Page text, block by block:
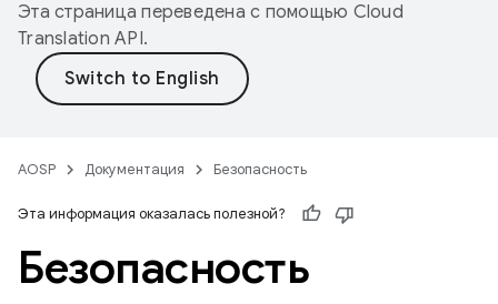
Эта страница переведена с помощью Cloud
Translation API.
AOSP Документация Безопасность
Эта информация оказалась полезной?
Безопасность